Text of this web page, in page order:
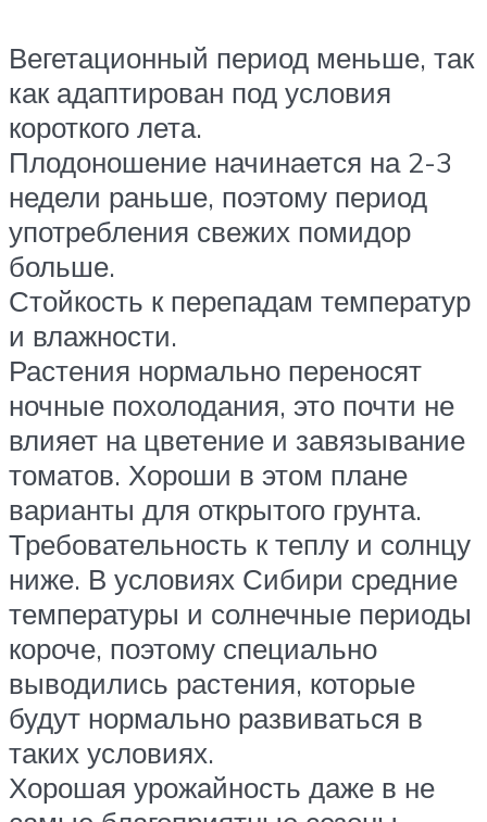
Вегетационный период меньше, так
как адаптирован под условия
короткого лета.
Плодоношение начинается на 2-3
недели раньше, поэтому период
употребления свежих помидор
больше.
Стойкость к перепадам температур
и влажности.
Растения нормально переносят
ночные похолодания, это почти не
влияет на цветение и завязывание
томатов. Хороши в этом плане
варианты для открытого грунта.
Требовательность к теплу и солнцу
ниже. В условиях Сибири средние
температуры и солнечные периоды
короче, поэтому специально
выводились растения, которые
будут нормально развиваться в
таких условиях.
Хорошая урожайность даже в не